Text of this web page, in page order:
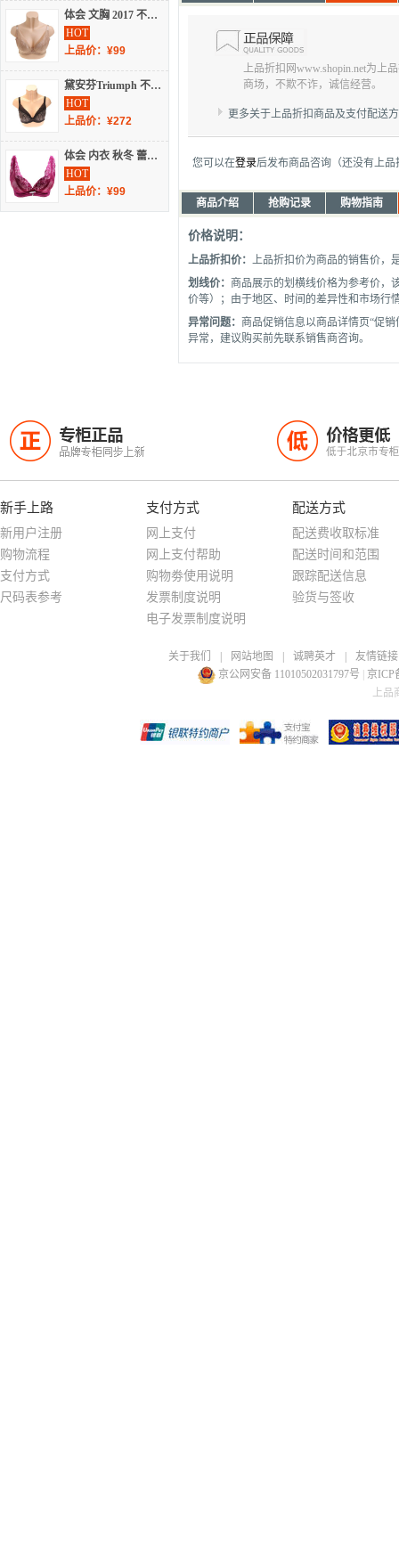
体会 文胸 2017 不分季节 光面文胸 BQ1692
HOT
上品价：¥99
黛安芬Triumph 不分季节 内衣 女士内衣 蕾丝文胸 H29-017K9
HOT
上品价：¥272
体会 内衣 秋冬 蕾丝文胸 BS1341
HOT
上品价：¥99
上品折扣网www.shopin.net为上
商场，不欺不诈，诚信经营。
更多关于上品折扣商品及支付配送
您可以在登录后发布商品咨询（还没有上品
商品介绍 抢购记录 购物指南
价格说明：
上品折扣价： 上品折扣价为商品的销售价，
划线价： 商品展示的划横线价格为参考价，
价等）；由于地区、时间的差异性和市场行
异常问题： 商品促销信息以商品详情页“促
异常，建议购买前先联系销售商咨询。
正 专柜正品
品牌专柜同步上新
低 价格更低
低于北京市专
新手上路
新用户注册
购物流程
支付方式
尺码表参考
支付方式
网上支付
网上支付帮助
购物劵使用说明
发票制度说明
电子发票制度说明
配送方式
配送费收取标准
配送时间和范围
跟踪配送信息
验货与签收
关于我们 网站地图 诚聘英才
友情链接
京公网安备 11010502031797号
京ICP
上品